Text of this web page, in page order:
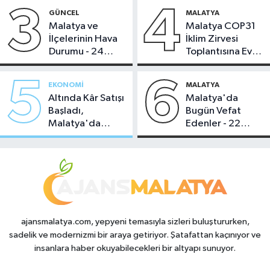
3 GÜNCEL
Malatya ve
İlçelerinin Hava
Durumu - 24
Temmuz 2026
4 MALATYA
Malatya COP31
İklim Zirvesi
Toplantısına Ev
Sahipliği Yaptı
5 EKONOMI
Altında Kâr Satışı
Başladı,
Malatya'da
Makas Ne
6 MALATYA
Malatya'da
Bugün Vefat
Edenler - 22
Temmuz 2026
ajansmalatya.com, yepyeni temasıyla sizleri buluştururken,
sadelik ve modernizmi bir araya getiriyor. Şatafattan kaçınıyor ve
insanlara haber okuyabilecekleri bir altyapı sunuyor.